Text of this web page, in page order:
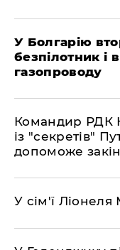
У Болгарію
безпілотник і
газопроводу
Командир РДК
із "секретів"
допоможе
У сім'ї Ліонеля